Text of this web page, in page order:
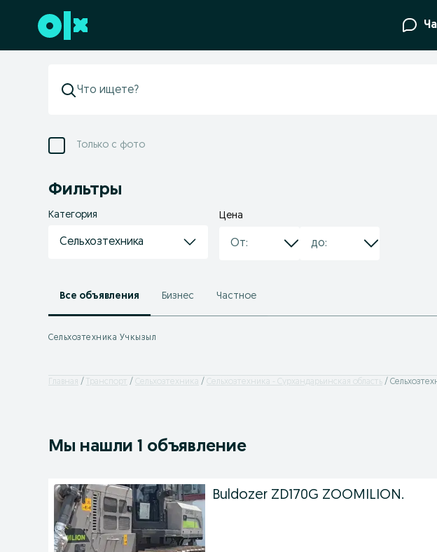
Перейти к нижнему колонтитулу
Только с фото
Фильтры
Категория
Сельхозтехника
Цена
Все объявления Бизнес Частное
Сельхозтехника Учкызыл
Главная Транспорт Сельхозтехника Сельхозтехника - Сурхандарьинская область
Мы нашли 1 объявление
Buldozer ZD170G ZOOMILION.